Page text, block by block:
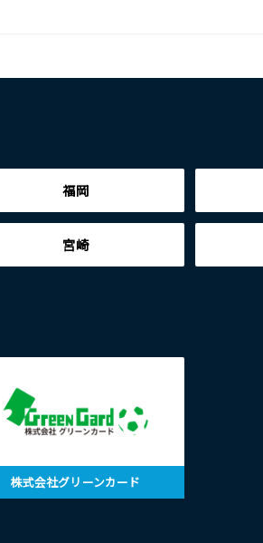
福岡
宮崎
株式会社グリーンカード